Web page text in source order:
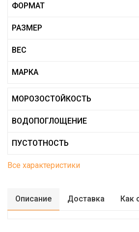
ФОРМАТ
РАЗМЕР
ВЕС
МАРКА
МОРОЗОСТОЙКОСТЬ
ВОДОПОГЛОЩЕНИЕ
ПУСТОТНОСТЬ
Все характеристики
Описание Доставка Как